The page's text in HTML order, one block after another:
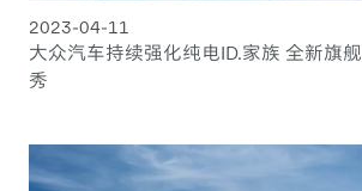
2023-04-11
大众汽车持续强化纯电ID.家族 全新旗
秀